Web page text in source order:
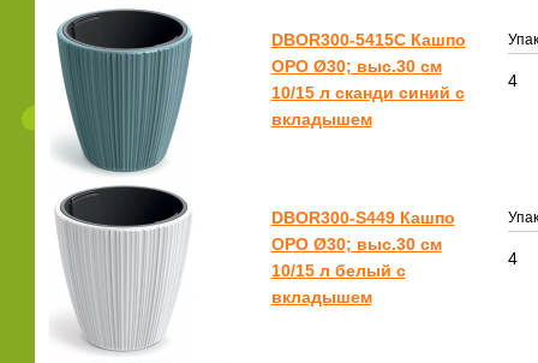
DBOR300-5415C Кашпо
ОРО Ø30; выс.30 см
10/15 л сканди синий с
вкладышем
4
DBOR300-S449 Кашпо
ОРО Ø30; выс.30 см
10/15 л белый с
вкладышем
4